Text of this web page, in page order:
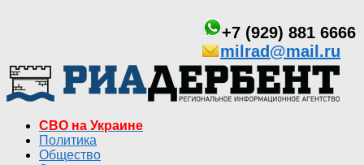
+7 (929) 881 6666
milrad@mail.ru
СВО на Украине
Политика
Общество